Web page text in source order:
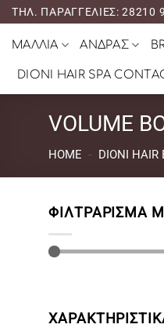
Μετάβαση
ΤΗΛ. ΠΑΡΑΓΓΕΛΙΕΣ: 28210
ΜΑΛΛΙΑ ΑΝΔΡΑΣ
DIONI HAIR SPA
VOLUME
HOME - DIONI HAIR
ΦΙΛΤΡΆΡΙΣΜΑ